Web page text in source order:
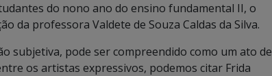
do nono ano do ensino fundamental II, o
da professora Valdete de Souza Caldas da Silva.
subjetiva, pode ser compreendido como um ato de
os artistas expressivos, podemos citar Frida